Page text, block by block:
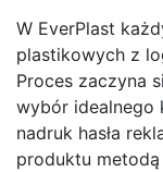
W EverPlast
plastikowych z
Proces zaczyna
wybór idealnego
nadruk hasła
produktu metodą